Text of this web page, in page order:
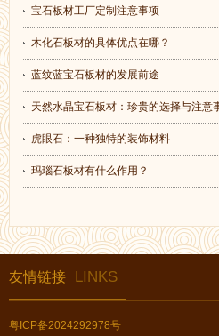
宝石板材工厂定制注意事项
木化石板材的具体优点在哪？
蓝纹蓝宝石板材的发展前途
天然水晶宝石板材：珍贵的选择与注意
虎眼石：一种独特的装饰材料
玛瑙石板材有什么作用？
友情链接 LINKS
粤ICP备2024292978号